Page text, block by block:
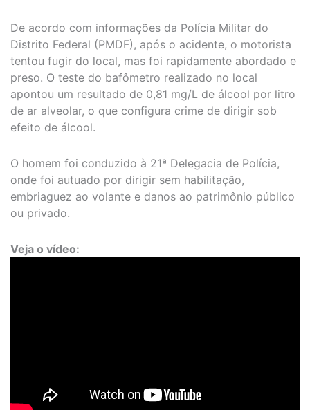
De acordo com informações da Polícia Militar do
Distrito Federal (PMDF), após o acidente, o motorista
tentou fugir do local, mas foi rapidamente abordado e
preso. O teste do bafômetro realizado no local
apontou um resultado de 0,81 mg/L de álcool por litro
de ar alveolar, o que configura crime de dirigir sob
efeito de álcool.
O homem foi conduzido à 21ª Delegacia de Polícia,
onde foi autuado por dirigir sem habilitação,
embriaguez ao volante e danos ao patrimônio público
ou privado.
Veja o vídeo: